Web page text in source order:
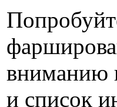
вниманию
и список